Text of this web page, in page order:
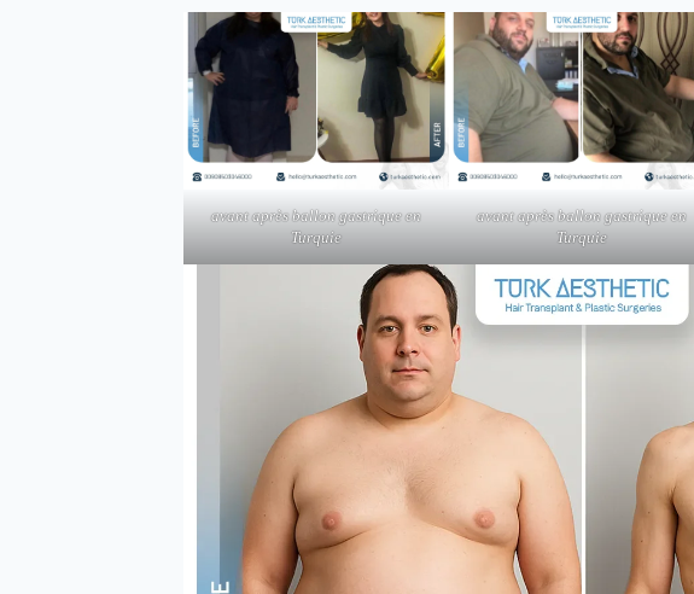
avant après ballon gastrique en
Turquie
avant après ballon gastrique en
Turquie